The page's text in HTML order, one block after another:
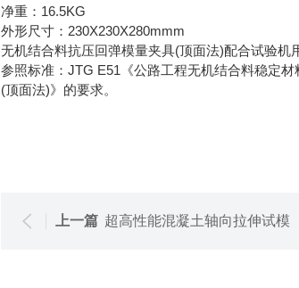
净重：16.5KG
外形尺寸：230X230X280mmm
无机结合料抗压回弹模量夹具(顶面法)配合试验机
参照标准：JTG E51《公路工程无机结合料稳定
(顶面法)》的要求。
上一篇 超高性能混凝土轴向拉伸试模